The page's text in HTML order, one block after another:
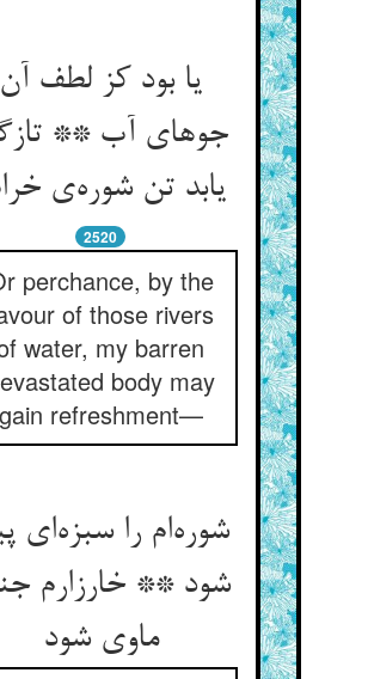
یا بود کز لطف آن
جوهای آب **
یابد تن شوره‌ی
2520
perchance, by the
of those rivers
water, my barren
body may
gain refreshment—
شوره‌ام را سبزه‌ای
شود ** خارزارم
ماوی شود